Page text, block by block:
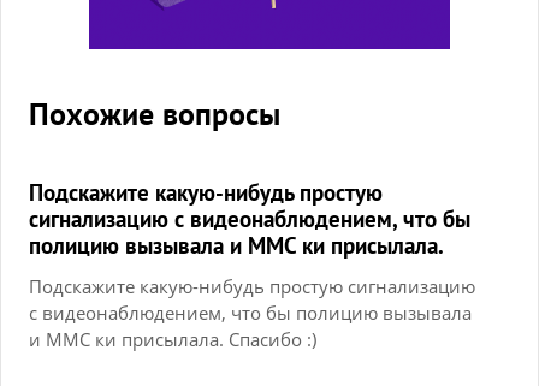
Похожие вопросы
Подскажите какую-нибудь простую
сигнализацию с видеонаблюдением, что бы
полицию вызывала и ММС ки присылала.
Подскажите какую-нибудь простую сигнализацию
с видеонаблюдением, что бы полицию вызывала
и ММС ки присылала. Спасибо :)